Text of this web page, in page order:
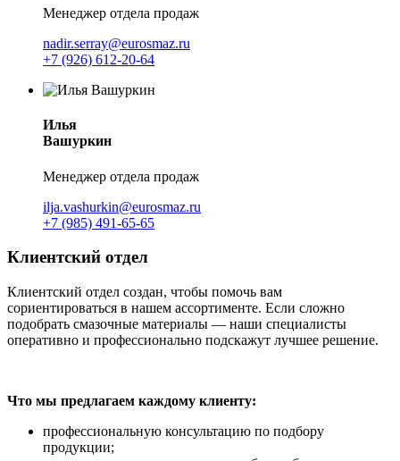
Менеджер отдела продаж
nadir.serray@eurosmaz.ru
+7 (926) 612-20-64
Илья
Вашуркин
Менеджер отдела продаж
ilja.vashurkin@eurosmaz.ru
+7 (985) 491-65-65
Клиентский отдел
Клиентский отдел создан, чтобы помочь вам
сориентироваться в нашем ассортименте. Если сложно
подобрать смазочные материалы — наши специалисты
оперативно и профессионально подскажут лучшее решение.
Что мы предлагаем каждому клиенту:
профессиональную консультацию по подбору
продукции;